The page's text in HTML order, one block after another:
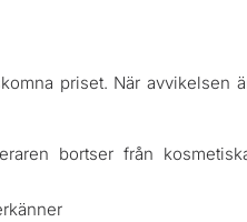
priset. När avvikelsen
bortser från